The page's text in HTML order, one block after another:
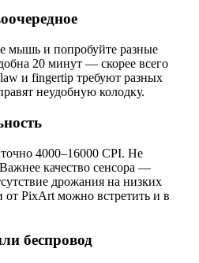
мышь и попробуйте разные
20 минут — скорее всего
и fingertip требуют разных
неудобную колодку.
4000–16000 CPI. Не
качество сенсора —
дрожания на низких
от PixArt можно встретить и в
беспровод